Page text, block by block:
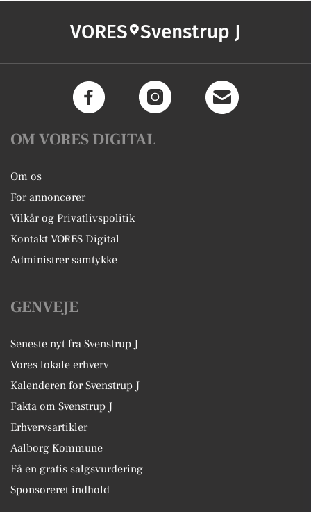
VORES Svenstrup J
OM VORES DIGITAL
Om os
For annoncører
Vilkår og Privatlivspolitik
Kontakt VORES Digital
Administrer samtykke
GENVEJE
Seneste nyt fra Svenstrup J
Vores lokale erhverv
Kalenderen for Svenstrup J
Fakta om Svenstrup J
Erhvervsartikler
Aalborg Kommune
Få en gratis salgsvurdering
Sponsoreret indhold